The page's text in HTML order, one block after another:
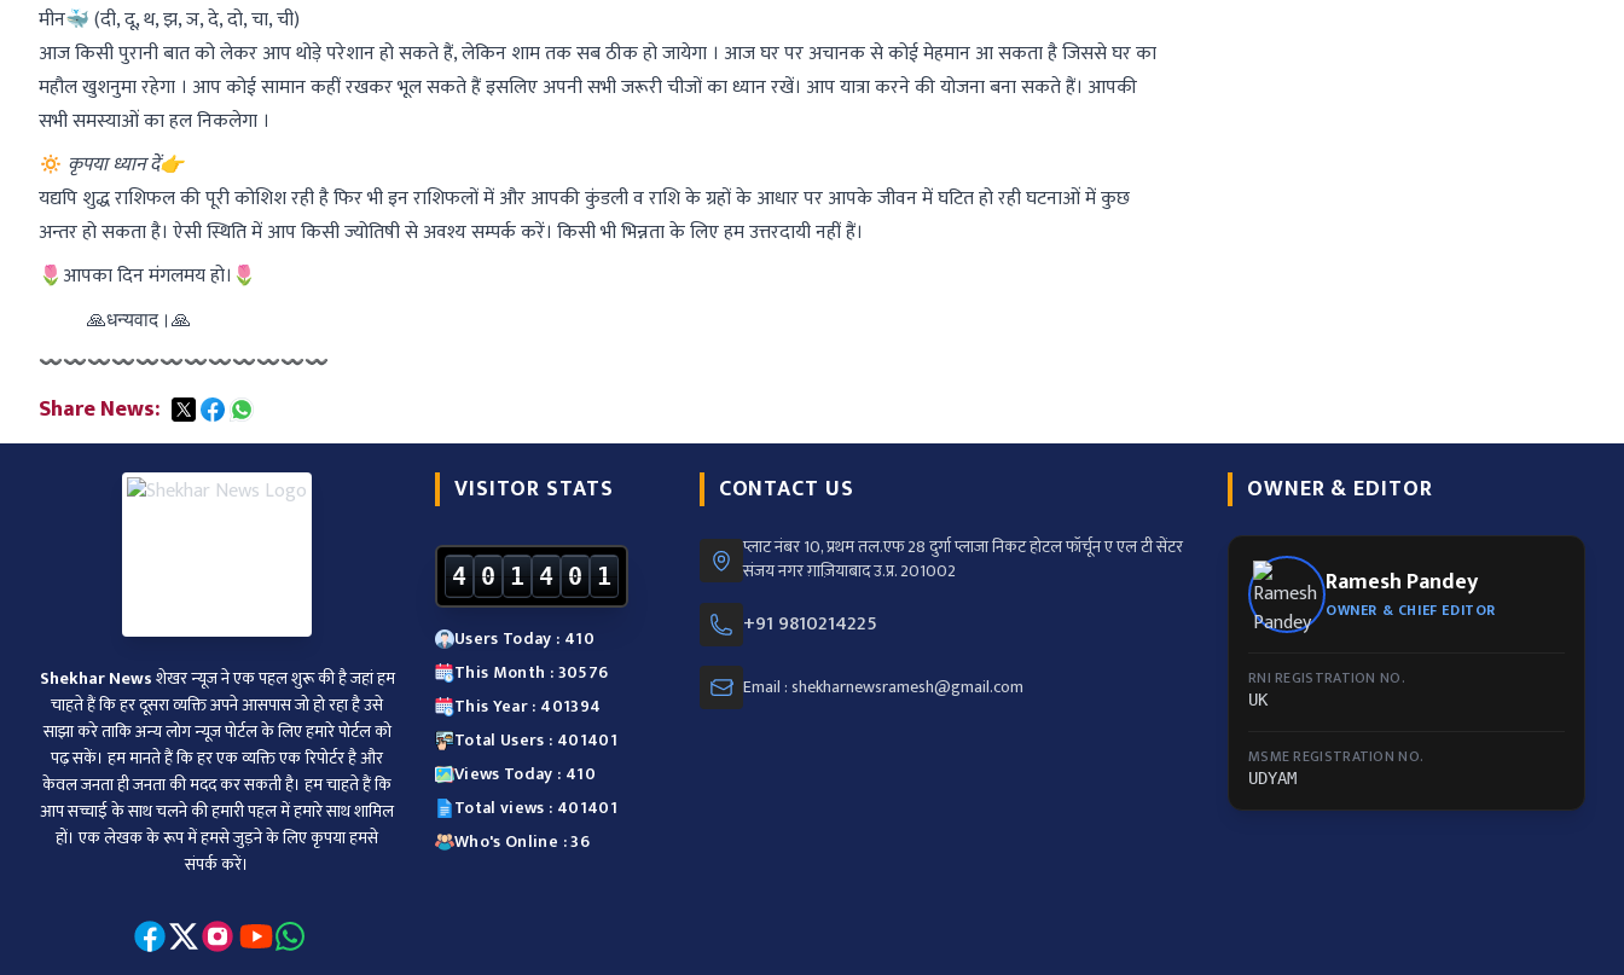
मीन🐳 (दी, दू, थ, झ, ञ, दे, दो, चा, ची)
आज किसी पुरानी बात को लेकर आप थोड़े परेशान हो सकते हैं, लेकिन शाम तक सब ठीक हो जायेगा । आज घर पर अचानक से कोई मेहमान आ सकता है जिससे घर का
महौल खुशनुमा रहेगा । आप कोई सामान कहीं रखकर भूल सकते हैं इसलिए अपनी सभी जरूरी चीजों का ध्यान रखें। आप यात्रा करने की योजना बना सकते हैं। आपकी
सभी समस्याओं का हल निकलेगा ।
🔅 कृपया ध्यान दें👉
यद्यपि शुद्ध राशिफल की पूरी कोशिश रही है फिर भी इन राशिफलों में और आपकी कुंडली व राशि के ग्रहों के आधार पर आपके जीवन में घटित हो रही घटनाओं में कुछ
अन्तर हो सकता है। ऐसी स्थिति में आप किसी ज्योतिषी से अवश्य सम्पर्क करें। किसी भी भिन्नता के लिए हम उत्तरदायी नहीं हैं।
🌷आपका दिन मंगलमय हो।🌷
    🙏धन्यवाद।🙏
〰〰〰〰〰〰〰〰〰〰〰〰
Share News:
Shekhar Newsशेखर न्‍यूज ने एक पहल शुरू की है जहां हम
चाहते हैं कि हर दूसरा व्‍यक्ति अपने आसपास जो हो रहा है उसे
साझा करे ताकि अन्‍य लोग न्‍यूज पोर्टल के लिए हमारे पोर्टल को
पढ़ सकें। हम मानते हैं कि हर एक व्यक्ति एक रिपोर्टर है और
केवल जनता ही जनता की मदद कर सकती है। हम चाहते हैं कि
आप सच्चाई के साथ चलने की हमारी पहल में हमारे साथ शामिल
हों। एक लेखक के रूप में हमसे जुड़ने के लिए कृपया हमसे
संपर्क करें।
VISITOR STATS
4 0 1 4 0 1
Users Today : 410
This Month : 30576
This Year : 401394
Total Users : 401401
Views Today : 410
Total views : 401401
Who's Online : 36
CONTACT US
प्लाट नंबर 10, प्रथम तल.एफ 28 दुर्गा प्लाजा निकट होटल फॉर्चून ए एल टी सेंटर
संजय नगर ग़ाज़ियाबाद उ.प्र. 201002
+91 9810214225
Email : shekharnewsramesh@gmail.com
OWNER & EDITOR
Ramesh Pandey
OWNER & CHIEF EDITOR
RNI REGISTRATION NO.
UK
MSME REGISTRATION NO.
UDYAM